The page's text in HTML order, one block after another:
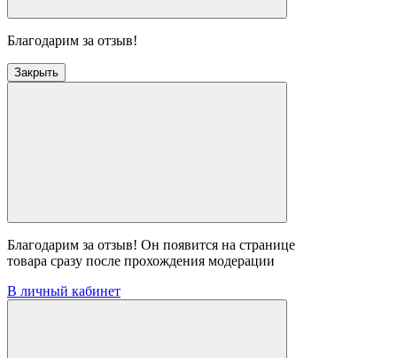
Благодарим за отзыв!
Закрыть
Благодарим за отзыв! Он появится на странице
товара сразу после прохождения модерации
В личный кабинет